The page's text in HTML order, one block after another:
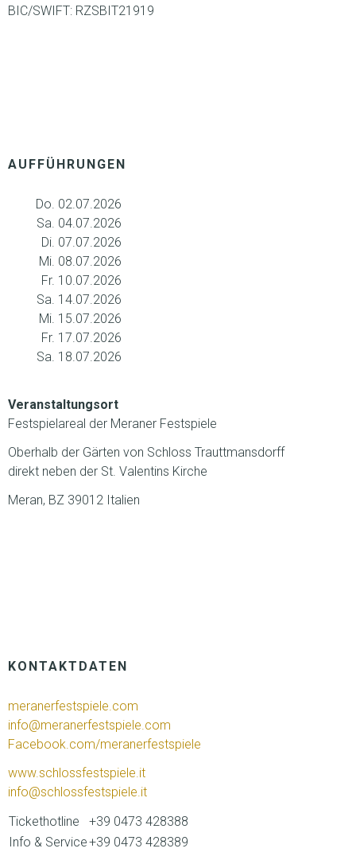
BIC/SWIFT: RZSBIT21919
AUFFÜHRUNGEN
Do. 02.07.2026
Sa. 04.07.2026
Di. 07.07.2026
Mi. 08.07.2026
Fr. 10.07.2026
Sa. 14.07.2026
Mi. 15.07.2026
Fr. 17.07.2026
Sa. 18.07.2026
Veranstaltungsort
Festspielareal der Meraner Festspiele
Oberhalb der Gärten von Schloss Trauttmansdorff
direkt neben der St. Valentins Kirche
Meran, BZ 39012 Italien
KONTAKTDATEN
meranerfestspiele.com
info@meranerfestspiele.com
Facebook.com/meranerfestspiele
www.schlossfestspiele.it
info@schlossfestspiele.it
Tickethotline
+39 0473 428388
Info & Service+39 0473 428389